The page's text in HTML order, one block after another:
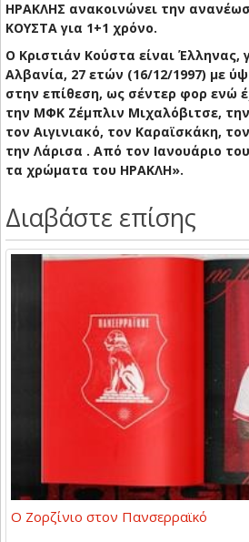
ΗΡΑΚΛΗΣ ανακοινώνει την
ΚΟΥΣΤΑ για 1+1 χρόνο.
Ο Κριστιάν Κούστα είναι Έλληνας,
Αλβανία, 27 ετών (16/12/1997) με
στην επίθεση, ως σέντερ φορ ενώ
την ΜΦΚ Ζέμπλιν Μιχαλόβιτσε,
τον Αιγινιακό, τον Καραϊσκάκη,
την Λάρισα . Από τον Ιανουάριο
τα χρώματα του ΗΡΑΚΛΗ».
Διαβάστε επίσης
Ο Ζορζίνιο στον Πανσερραϊκό